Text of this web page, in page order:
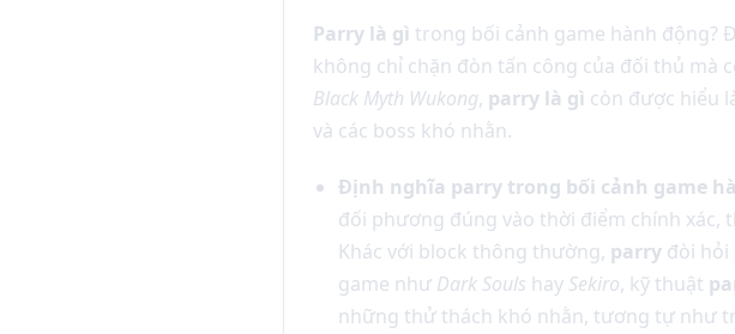
Parry là gì trong bối cảnh game hành động?
không chỉ chặn đòn tấn công của đối thủ mà
Black Myth Wukong, parry là gì còn được hiểu
và các boss khó nhằn.
Định nghĩa parry trong bối cảnh game
đối phương đúng vào thời điểm chính
Khác với block thông thường, parryđòi hỏi
game như Dark Souls hay Sekiro, kỹ thuật
những thử thách khó nhằn, tương tự như